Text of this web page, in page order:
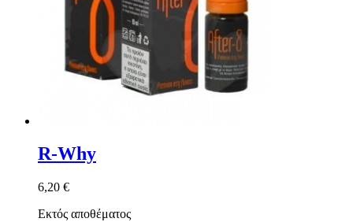
R-Why
6,20 €
Εκτός αποθέματος